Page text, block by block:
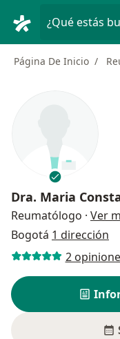
¿Qué estás
Página De Inicio
Dra. Maria
Reumatólogo · Ver
Bogotá 1 dirección
2